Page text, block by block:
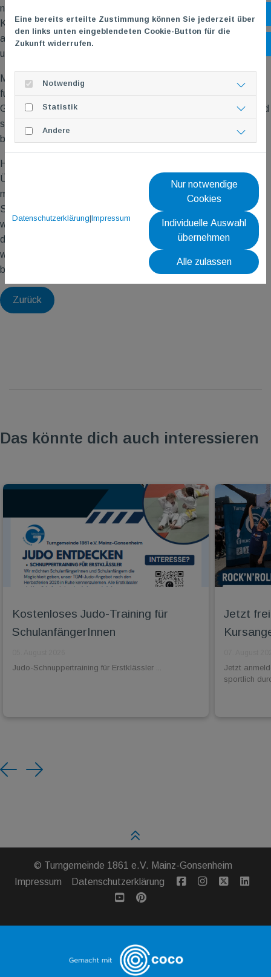
Zurück
nicht zu kurz. Die praxisorientierten Übungen zum Thema
Koordination sorgten für einige Lacher und somit für eine
angenehme Atmosphäre, in der sich alle Beteiligten weiterbilden
und austauschen konnten.
Mit einer Kombination aus praxisnahen Workshops und
fundierten Vorträgen war die Fortbildung eine wertvolle
Gelegenheit für alle Teilnehmer, ihre Kenntnisse zu vertiefen und
sich auf den neuesten Stand in der Herzsport-Rehabilitation zu
bringen.
Hervorgehoben wurde die Tatsache, dass - falls wir
Übungsleiter die Herz-Lungen-Reanimation einmal anwenden
müssten - dies wohl weniger in der Sportstunde als vielmehr im
Supermarkt, Fußballstadion oder auf offener Straße passieren
würde. Deshalb auch hier an alle Leser der Aufruf: Bewusstsein
der am Boden liegenden Person prüfen, den Notruf mit 112
wählen, 2 Mal beatmen und 25 Mal drücken. Eine Auffrischung
bei einem
kann nie schaden :)
Das könnte dich auch interessieren
Kostenloses Judo-Training für
SchulanfängerInnen
Judo-Schnuppertraining für Erstklässler ...
Jetzt
Jetzt
sportlich
Previous
Next
© Turngemeinde 1861 e.V. Mainz-Gonsenheim
Impressum
Datenschutzerklärung
Eine bereits erteilte Zustimmung können Sie jederzeit über
den links unten eingeblendeten Cookie-Button für die
Zukunft widerrufen.
Notwendig
Statistik
Andere
Datenschutzerklärung|Impressum
Nur notwendige
Cookies
Individuelle Auswahl
übernehmen
Alle zulassen